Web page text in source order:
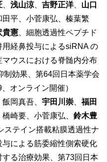
、 浅⼭涼、 吉野正洋、 ⼭⼝
⽥平、⼩菅康弘、榛葉繁
貴憲、細胞透過性ペプチド
経⿐投与によるsiRNA の
ウスにおける脊髄内分布
制効果、第64回日本薬学会
オンライン開催）
飯岡真吾、 宇田川崇、福田
橋崎要、小菅康弘、 鈴木豊
ステイン搭載粘膜透過性ナ
与による筋委縮性側索硬化
る治療効果、第73回日本